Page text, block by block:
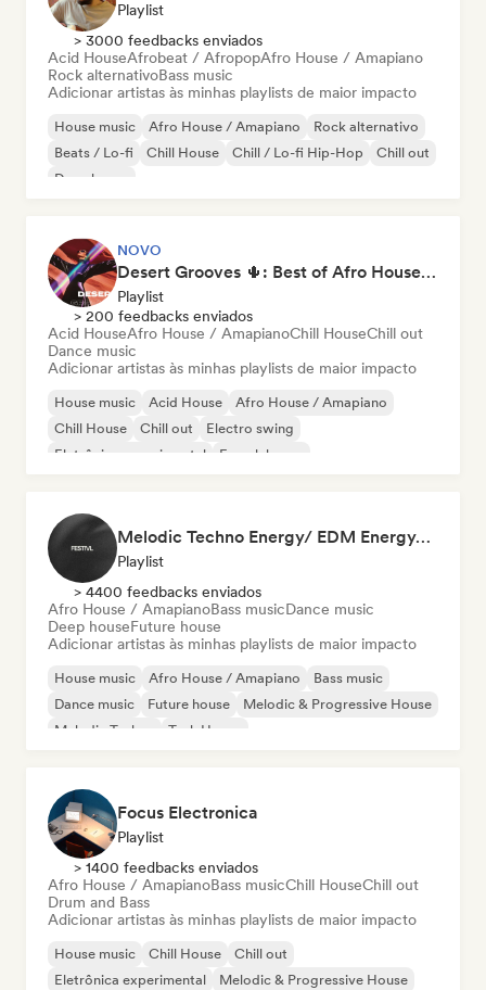
Playlist
> 3000 feedbacks enviados
Acid HouseAfrobeat / AfropopAfro House / Amapiano
Rock alternativoBass music
Adicionar artistas às minhas playlists de maior impacto
House music Afro House / Amapiano
Rock alternativo
Beats / Lo-fi
Chill House Chill / Lo-fi Hip-Hop
Chill out
Deep house
NOVO
Desert Grooves 🌵: Best of Afro House, Organic & Melodic
Playlist
> 200 feedbacks enviados
Acid HouseAfro House / AmapianoChill HouseChill out
Dance music
Adicionar artistas às minhas playlists de maior impacto
House music Acid House
Afro House / Amapiano
Chill House
Chill out
Electro swing
Eletrônica experimental
French house
Melodic Techno Energy/ EDM Energy/Techno Masters
Playlist
> 4400 feedbacks enviados
Afro House / AmapianoBass musicDance music
Deep houseFuture house
Adicionar artistas às minhas playlists de maior impacto
House music Afro House / Amapiano
Bass music
Dance music
Future house
Melodic & Progressive House
Melodic Techno
Tech House
Focus Electronica
Playlist
> 1400 feedbacks enviados
Afro House / AmapianoBass musicChill HouseChill out
Drum and Bass
Adicionar artistas às minhas playlists de maior impacto
House music Chill House
Chill out
Eletrônica experimental
Melodic & Progressive House